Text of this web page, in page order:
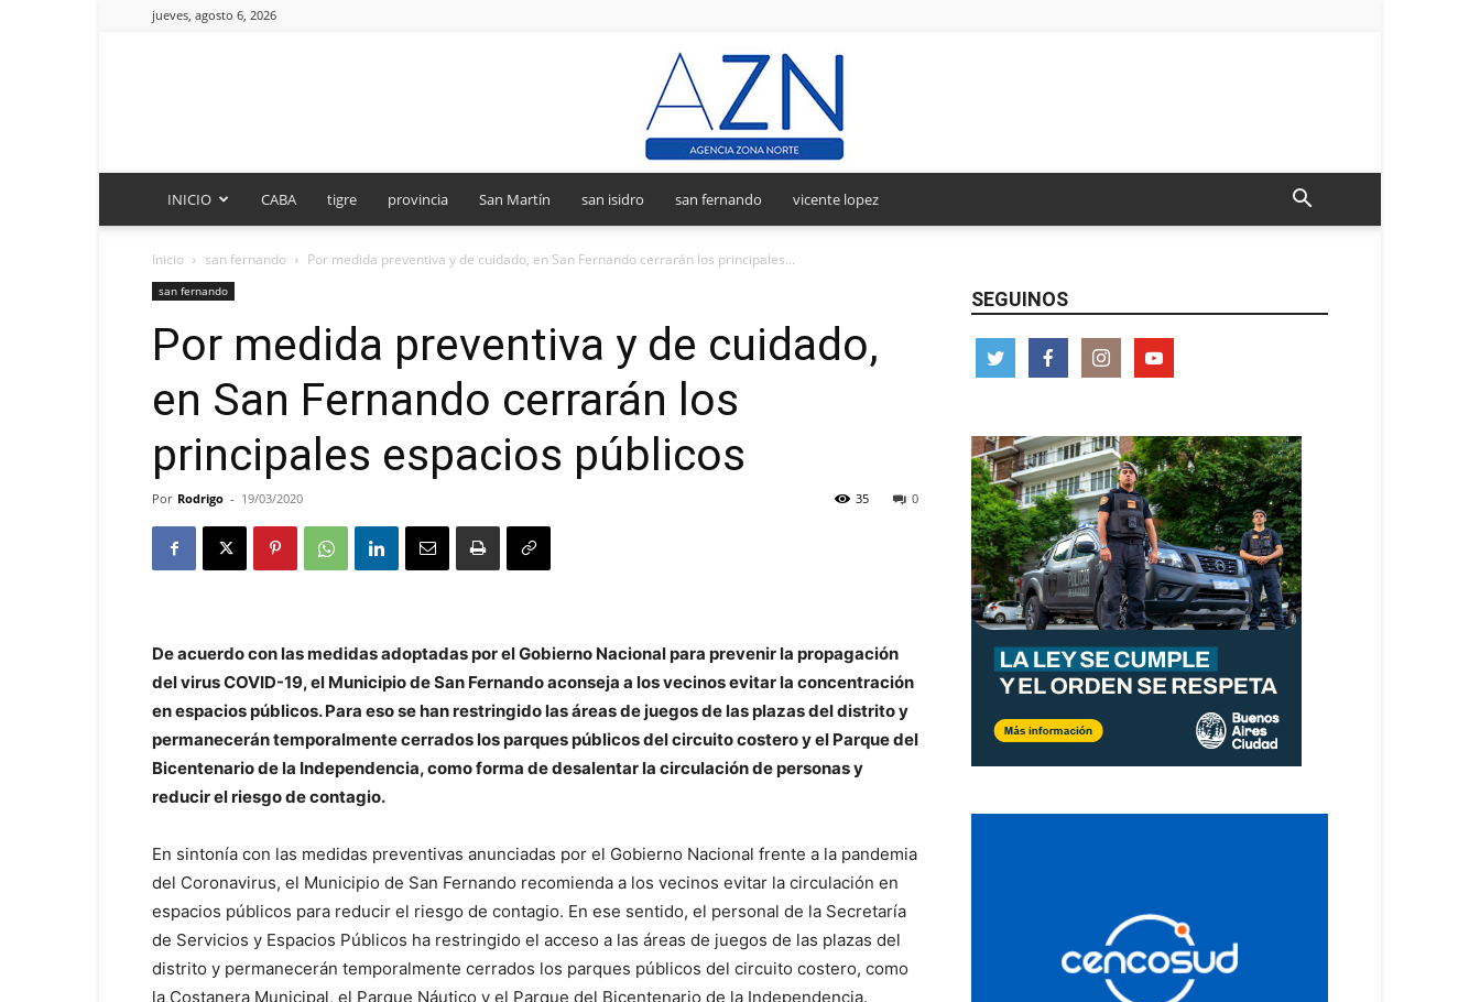
jueves, agosto 6, 2026
INICIO CABA tigre provincia San Martín san isidro san fernando vicente lopez
Inicio san fernando Por medida preventiva y de cuidado, en San Fernando cerrarán los principales...
san fernando
Por medida preventiva y de cuidado,
en San Fernando cerrarán los
principales espacios públicos
Por Rodrigo - 19/03/2020 0
35
De acuerdo con las medidas adoptadas por el Gobierno Nacional para prevenir la propagación
del virus COVID-19, el Municipio de San Fernando aconseja a los vecinos evitar la concentración
en espacios públicos. Para eso se han restringido las áreas de juegos de las plazas del distrito y
permanecerán temporalmente cerrados los parques públicos del circuito costero y el Parque del
Bicentenario de la Independencia, como forma de desalentar la circulación de personas y
reducir el riesgo de contagio.
En sintonía con las medidas preventivas anunciadas por el Gobierno Nacional frente a la pandemia
del Coronavirus, el Municipio de San Fernando recomienda a los vecinos evitar la circulación en
espacios públicos para reducir el riesgo de contagio. En ese sentido, el personal de la Secretaría
de Servicios y Espacios Públicos ha restringido el acceso a las áreas de juegos de las plazas del
distrito y permanecerán temporalmente cerrados los parques públicos del circuito costero, como
la Costanera Municipal, el Parque Náutico y el Parque del Bicentenario de la Independencia.
SEGUINOS